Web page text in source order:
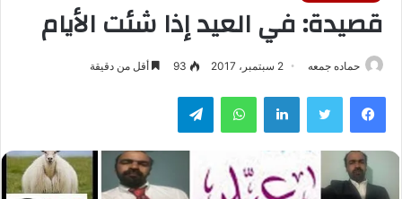
قصيدة: في العيد إذا شئت الأيام
حماده جمعه 2 سبتمبر، 2017 93 أقل من دقيقة
فيسبوك تويتر لينكدإن واتساب تيلقرام